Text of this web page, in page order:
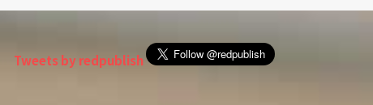
Tweets by redpublish